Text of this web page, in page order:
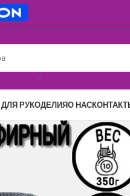
РУКОДЕЛИЯО НАС